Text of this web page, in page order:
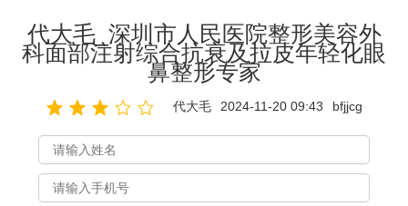
代大毛_深圳市人民医院整形美容外
科面部注射综合抗衰及拉皮年轻化眼
鼻整形专家
代大毛 2024-11-20 09:43 bfjjcg